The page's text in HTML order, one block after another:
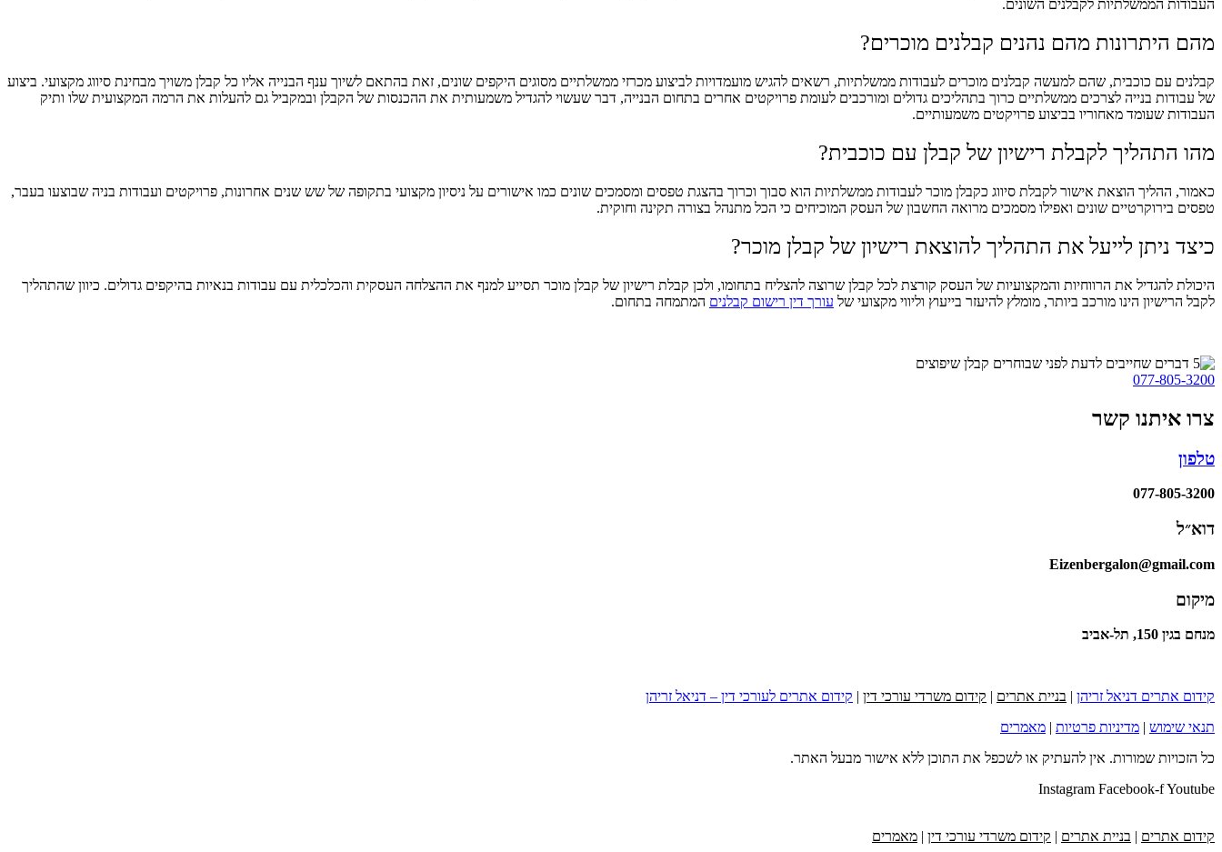
העבודות הממשלתיות לקבלנים השונים.
מהם היתרונות מהם נהנים קבלנים מוכרים?
קבלנים עם כוכבית, שהם למעשה קבלנים מוכרים לעבודות ממשלתיות, רשאים להגיש מועמדויות לביצוע מכרזי ממשלתיים מסוגים היקפים שונים, זאת בהתאם לשיוך ענף הבנייה אליו כל קבלן משויך מבחינת סיווג מקצועי. ביצוע
של עבודות בנייה לצרכים ממשלתיים כרוך בתהליכים גדולים ומורכבים לעומת פרויקטים אחרים בתחום הבנייה, דבר שעשוי להגדיל משמעותית את ההכנסות של הקבלן ובמקביל גם להעלות את הרמה המקצועית שלו ותיק
העבודות שעומד מאחוריו בביצוע פרויקטים משמעותיים.
מהו התהליך לקבלת רישיון של קבלן עם כוכבית?
כאמור, ההליך הוצאת אישור לקבלת סיווג כקבלן מוכר לעבודות ממשלתיות הוא סבוך וכרוך בהצגת טפסים ומסמכים שונים כמו אישורים על ניסיון מקצועי בתקופה של שש שנים אחרונות, פרויקטים ועבודות בניה שבוצעו בעבר,
טפסים בירוקרטיים שונים ואפילו מסמכים מרואה החשבון של העסק המוכיחים כי הכל מתנהל בצורה תקינה וחוקית.
כיצד ניתן לייעל את התהליך להוצאת רישיון של קבלן מוכר?
היכולת להגדיל את הרווחיות והמקצועיות של העסק קורצת לכל קבלן שרוצה להצליח בתחומו, ולכן קבלת רישיון של קבלן מוכר תסייע למנף את ההצלחה העסקית והכלכלית עם עבודות בנאיות בהיקפים גדולים. כיוון שהתהליך
לקבל הרישיון הינו מורכב ביותר, מומלץ להיעזר בייעוץ וליווי מקצועי של עורך דין רישום קבלנים המתמחה בתחום.
077-805-3200
צרו איתנו קשר
טלפון
077-805-3200
דוא״ל
Eizenbergalon@gmail.com
מיקום
מנחם בגין 150, תל-אביב
קידום אתרים דניאל זריהן | בניית אתרים | קידום משרדי עורכי דין | קידום אתרים לעורכי דין – דניאל זריהן
תנאי שימוש | מדיניות פרטיות | מאמרים
כל הזכויות שמורות. אין להעתיק או לשכפל את התוכן ללא אישור מבעל האתר.
Instagram Facebook-fYoutube
קידום אתרים | בניית אתרים | קידום משרדי עורכי דין | מאמרים